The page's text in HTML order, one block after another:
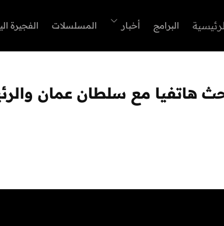
البرامج أخبار المسلسلات الفجيرة
هاتفيا مع سلطان عمان